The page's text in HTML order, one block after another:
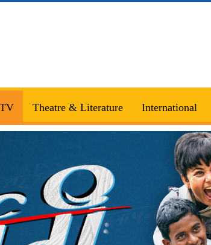
TV Theatre & Literature International